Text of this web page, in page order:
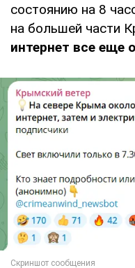
состоянию на 8
на большей части
интернет все еще